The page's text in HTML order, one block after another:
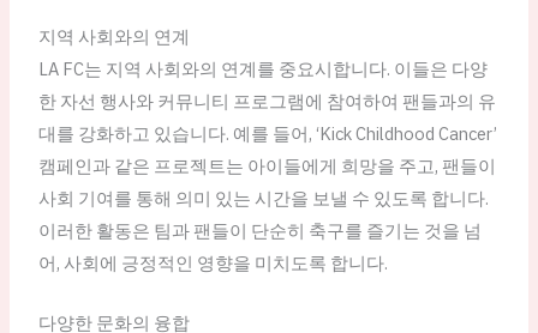
지역 사회와의 연계
LA FC는 지역 사회와의 연계를 중요시합니다. 이들은 다양
한 자선 행사와 커뮤니티 프로그램에 참여하여 팬들과의 유
대를 강화하고 있습니다. 예를 들어, ‘Kick Childhood Cancer’
캠페인과 같은 프로젝트는 아이들에게 희망을 주고, 팬들이
사회 기여를 통해 의미 있는 시간을 보낼 수 있도록 합니다.
이러한 활동은 팀과 팬들이 단순히 축구를 즐기는 것을 넘
어, 사회에 긍정적인 영향을 미치도록 합니다.
다양한 문화의 융합